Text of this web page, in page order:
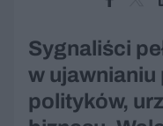
Sygnaliści
w
polityków,